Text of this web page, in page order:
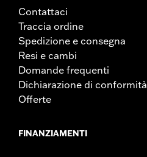
Contattaci
Traccia ordine
Spedizione e consegna
Resi e cambi
Domande frequenti
Dichiarazione di conformità
Offerte
FINANZIAMENTI